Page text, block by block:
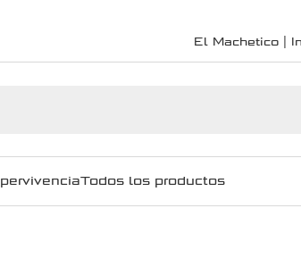
El Machetico |
Todos los productos